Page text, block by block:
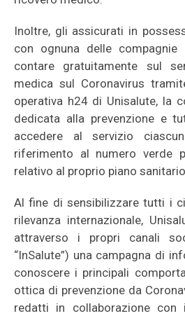
Inoltre, gli assicurati in
con ognuna delle compagnie
contare gratuitamente sul
medica sul Coronavirus
operativa h24 di Unisalute, la
dedicata alla prevenzione e
accedere al servizio
riferimento al numero verde
relativo al proprio piano
Al fine di sensibilizzare tutti i
rilevanza internazionale,
attraverso i propri canali
“InSalute”) una campagna di
conoscere i principali
ottica di prevenzione da
redatti in collaborazione